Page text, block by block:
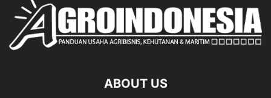
ABOUT US